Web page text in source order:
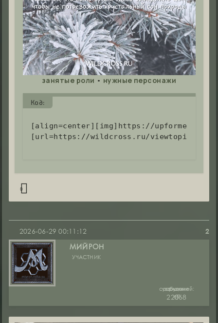
занятые роли • нужные персонажи
Код:
[align=center][img]https://upforme.ru/
[url=https://wildcross.ru/
0
2
2026-06-29 00:11:12
МИЙРОН
УЧАСТНИК
руны:
0
сообщений:
22368
уважение:
+7